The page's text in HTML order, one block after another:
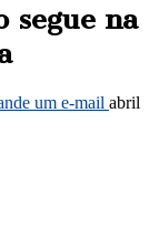
segue na
um e-mail abril